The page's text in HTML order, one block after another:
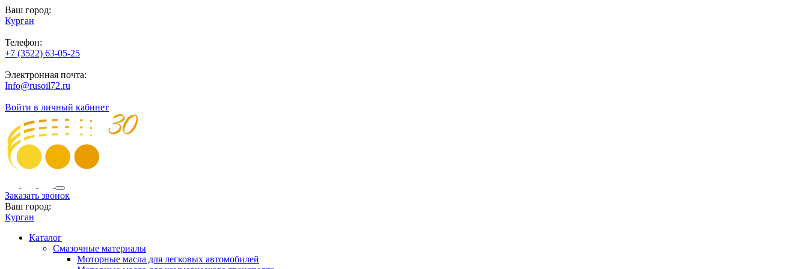
Ваш город:
Курган
Телефон:
+7 (3522) 63-05-25
Электронная почта:
Info@rusoil72.ru
Войти в личный кабинет
Заказать звонок
Ваш город:
Курган
Каталог
Смазочные материалы
Моторные масла для легковых автомобилей